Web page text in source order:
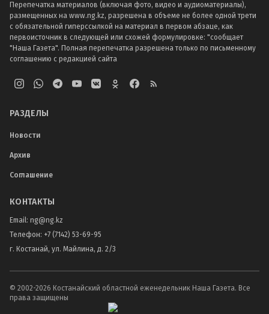
Перепечатка материалов (включая фото, видео и аудиоматериалы),
размещенных на www.ng.kz, разрешена в объеме не более одной трети
с обязательной гиперссылкой на материал в первом абзаце, как
первоисточник в следующей или схожей формулировке: "сообщает
"Наша Газета". Полная перепечатка разрешена только по письменному
соглашению с редакцией сайта
РАЗДЕЛЫ
Новости
Архив
Соглашение
КОНТАКТЫ
Email: ng@ng.kz
Телефон: +7 (7142) 53-69-95
г. Костанай, ул. Майлина, д. 2/3
© 2002-2026 Костанайский областной еженедельник Наша Газета. Все
права защищены